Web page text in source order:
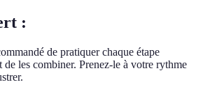
:
de pratiquer chaque étape
les combiner. Prenez-le à votre rythme